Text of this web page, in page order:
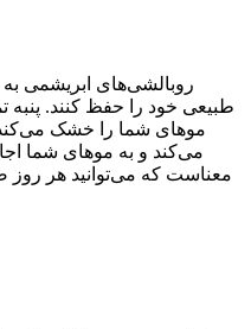
روبالشی‌های ابریشمی
طبیعی خود را حفظ کنند.
موهای شما را خشک
می‌کند و به موهای شما
معناست که می‌توانید هر روز